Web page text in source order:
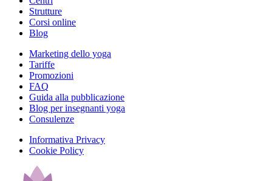
Strutture
Corsi online
Blog
Marketing dello yoga
Tariffe
Promozioni
FAQ
Guida alla pubblicazione
Blog per insegnanti yoga
Consulenze
Informativa Privacy
Cookie Policy